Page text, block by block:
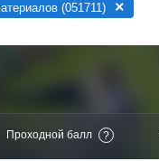
(051711) ×
Проходной балл ?